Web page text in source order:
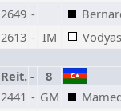
2649 -
2613 - IM
Reit. -
8
2441 - GM